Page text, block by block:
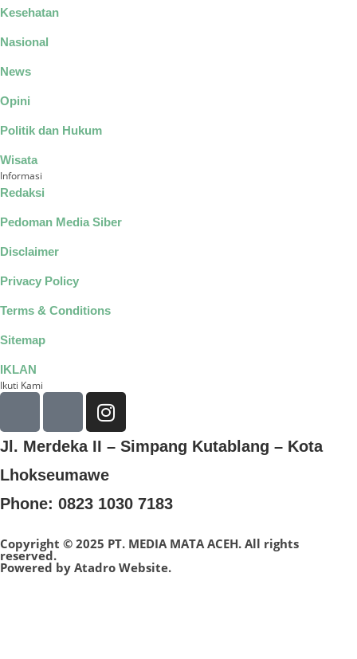
Kesehatan
Nasional
News
Opini
Politik dan Hukum
Wisata
Informasi
Redaksi
Pedoman Media Siber
Disclaimer
Privacy Policy
Terms & Conditions
Sitemap
IKLAN
Ikuti Kami
Jl. Merdeka II – Simpang Kutablang – Kota
Lhokseumawe
Phone: 0823 1030 7183
Copyright © 2025 PT. MEDIA MATA ACEH. All rights
reserved.
Powered by Atadro Website.